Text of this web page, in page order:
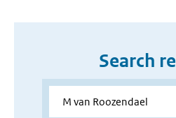
Search